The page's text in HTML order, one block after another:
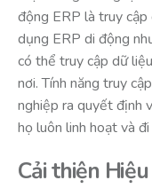
động ERP là truy
dụng ERP di động
có thể truy cập dữ
nơi. Tính năng truy
nghiệp ra quyết định
họ luôn linh hoạt và
Cải thiện